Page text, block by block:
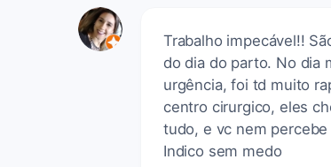
Trabalho impecável!!
do dia do parto. No dia
urgência, foi td muito
centro cirurgico, eles
tudo, e vc nem
Indico sem medo